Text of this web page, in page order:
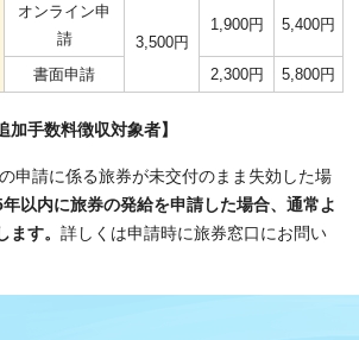
オンライン申
請
3,500円
1,900円 5,400円
書面申請 2,300円 5,800円
加手数料徴収対象者】
申請に係る旅券が未交付のまま失効した場
年以内に旅券の発給を申請した場合、通常よ
ます。 詳しくは申請時に旅券窓口にお問い